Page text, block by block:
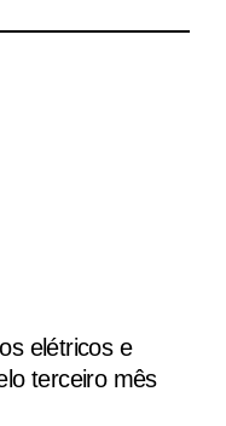
elétricos e
terceiro mês